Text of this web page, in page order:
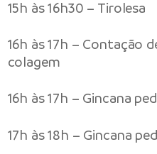
15h às 16h30 – Tirolesa
16h às 17h – Contação
colagem
16h às 17h – Gincana
17h às 18h – Gincana